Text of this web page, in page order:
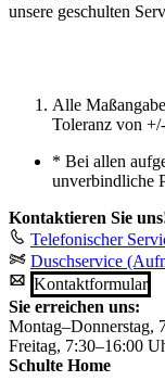
unsere geschulten
Alle
Toleranz von
* Bei allen
unverbindliche
Kontaktieren Sie
Telefonischer
Duschservice
Kontaktformular
Sie erreichen uns:
Montag–Donnerstag,
Freitag, 7:30–16:00
Schulte Home